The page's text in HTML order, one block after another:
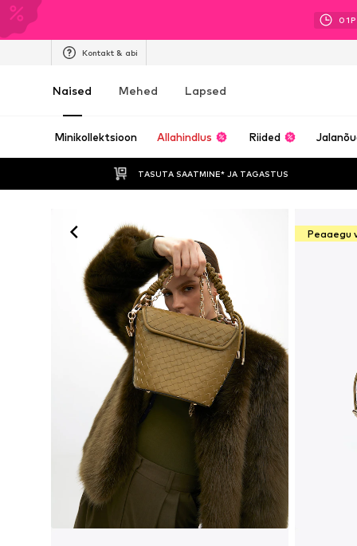
01P
Kontakt & abi
Naised Mehed Lapsed
Minikollektsioon Allahindlus Riided
TASUTA SAATMINE* JA TAGASTUS
Peaaegu